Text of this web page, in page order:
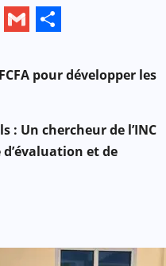
pour développer les
: Un chercheur de l’INC
et de